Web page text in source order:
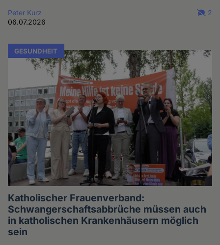
Peter Kurz
06.07.2026
2
GESUNDHEIT
Katholischer Frauenverband:
Schwangerschaftsabbrüche müssen auch
in katholischen Krankenhäusern möglich
sein